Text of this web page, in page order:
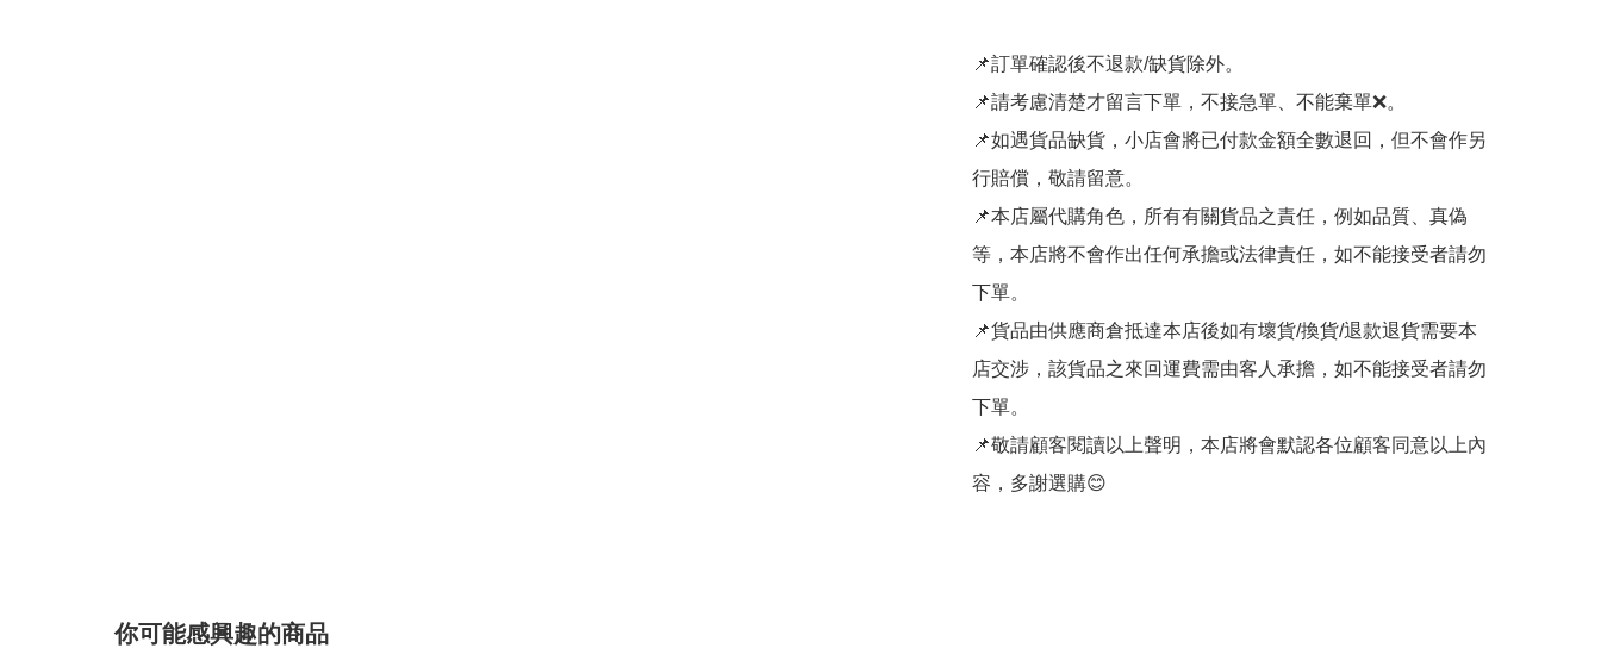
📌訂單確認後不退款/缺貨除外。
📌請考慮清楚才留言下單，不接急單、不能棄單❌。
📌如遇貨品缺貨，小店會將已付款金額全數退回，但不會作另
行賠償，敬請留意。
📌本店屬代購角色，所有有關貨品之責任，例如品質、真偽
等，本店將不會作出任何承擔或法律責任，如不能接受者請勿
下單。
📌貨品由供應商倉抵達本店後如有壞貨/換貨/退款退貨需要本
店交涉，該貨品之來回運費需由客人承擔，如不能接受者請勿
下單。
📌敬請顧客閱讀以上聲明，本店將會默認各位顧客同意以上內
容，多謝選購😊
你可能感興趣的商品